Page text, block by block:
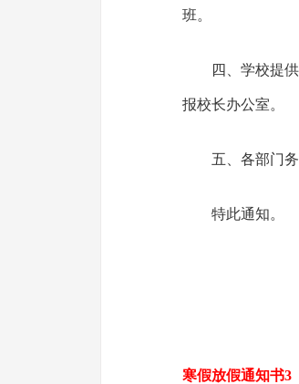
班。
四、学校提
报校长办公室。
五、各部门
特此通知。
寒假放假通知书3